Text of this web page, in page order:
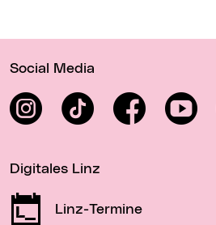
Social Media
InstagramTikTok FacebookYouTube
Digitales Linz
Linz-Termine